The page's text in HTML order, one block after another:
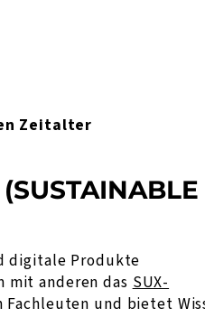
Zeitalter
digitale Produkte
mit anderen dasSUX-
und bietet